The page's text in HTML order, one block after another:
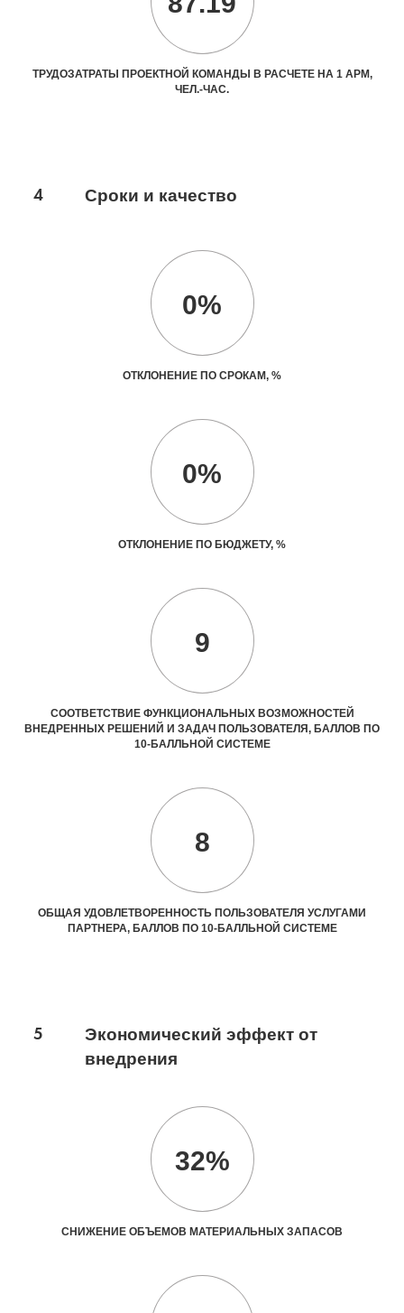
ТРУДОЗАТРАТЫ ПРОЕКТНОЙ КОМАНДЫ В РАСЧЕТЕ НА 1 АРМ,
ЧЕЛ.-ЧАС.
4 Сроки и качество
0%
ОТКЛОНЕНИЕ ПО СРОКАМ, %
0%
ОТКЛОНЕНИЕ ПО БЮДЖЕТУ, %
9
СООТВЕТСТВИЕ ФУНКЦИОНАЛЬНЫХ ВОЗМОЖНОСТЕЙ
ВНЕДРЕННЫХ РЕШЕНИЙ И ЗАДАЧ ПОЛЬЗОВАТЕЛЯ, БАЛЛОВ ПО
10-БАЛЛЬНОЙ СИСТЕМЕ
8
ОБЩАЯ УДОВЛЕТВОРЕННОСТЬ ПОЛЬЗОВАТЕЛЯ УСЛУГАМИ
ПАРТНЕРА, БАЛЛОВ ПО 10-БАЛЛЬНОЙ СИСТЕМЕ
5
Экономический эффект от
внедрения
32%
СНИЖЕНИЕ ОБЪЕМОВ МАТЕРИАЛЬНЫХ ЗАПАСОВ